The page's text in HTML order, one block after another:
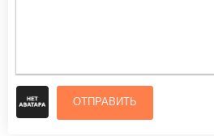
ОТПРАВИТЬ